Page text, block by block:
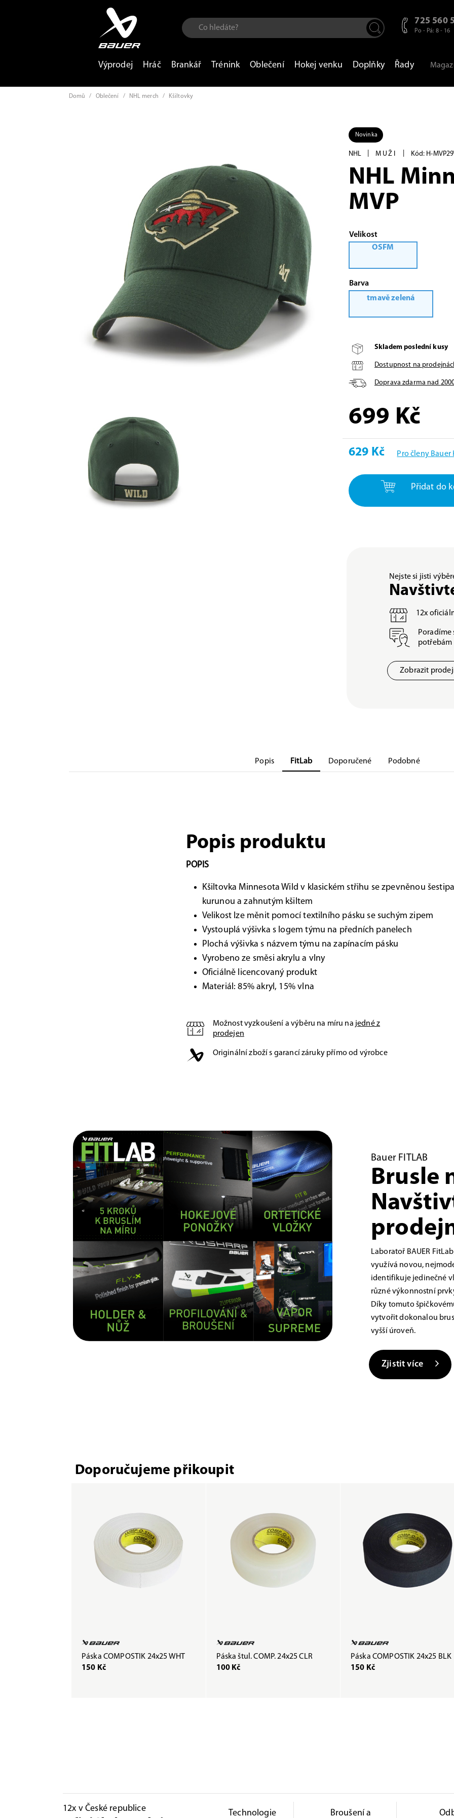
725 560
Po - Pá: 8 - 16
Výprodej Hráč Brankář Trénink Oblečení Hokej venku Doplňky Řady
Domů / Oblečení / NHL merch / Kšiltovky
Novinka
NHL MUŽI Kód: H-
NHL
MVP
Velikost
OSFM
Barva
tmavě zelená
Skladem poslední kusy
Dostupnost na
Doprava zdarma nad
699 Kč
629 Kč Pro členy Bauer
Přidat do
Nejste si jisti
12x
Poradíme
potřebám
Zobrazit
Popis FitLab Doporučené Podobné
Popis produktu
POPIS
Kšiltovka Minnesota Wild v klasickém střihu se zpevněnou
kurunou a zahnutým kšiltem
Velikost lze měnit pomocí textilního pásku se suchým zipem
Vystouplá výšivka s logem týmu na předních panelech
Plochá výšivka s názvem týmu na zapínacím pásku
Vyrobeno ze směsi akrylu a vlny
Oficiálně licencovaný produkt
Materiál: 85% akryl, 15% vlna
Možnost vyzkoušení a výběru na míru na jedné z
prodejen
Originální zboží s garancí záruky přímo od výrobce
Bauer FITLAB
Brusle
Laboratoř BAUER
využívá novou,
identifikuje jedinečné
různé výkonnostní
Díky tomuto
vytvořit dokonalou
vyšší úroveň.
Zjistit více
Doporučujeme přikoupit
Páska COMPOSTIK 24x25 WHT
150 Kč
Páska štul. COMP. 24x25 CLR
100 Kč
Páska COMPOSTIK 24x25 BLK
150 Kč
12x v České republice Technologie Broušení a